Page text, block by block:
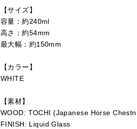
【サイズ】
容量：約240ml
高さ：約54mm
最大幅：約150mm
【カラー】
WHITE
【素材】
WOOD: TOCHI (Japanese Horse
FINISH: Liquid Glass